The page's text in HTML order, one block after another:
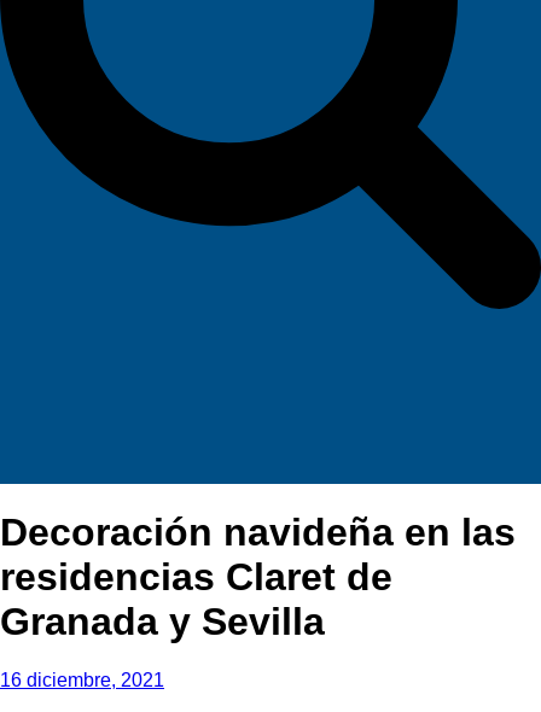
Decoración navideña en las
residencias Claret de
Granada y Sevilla
16 diciembre, 2021